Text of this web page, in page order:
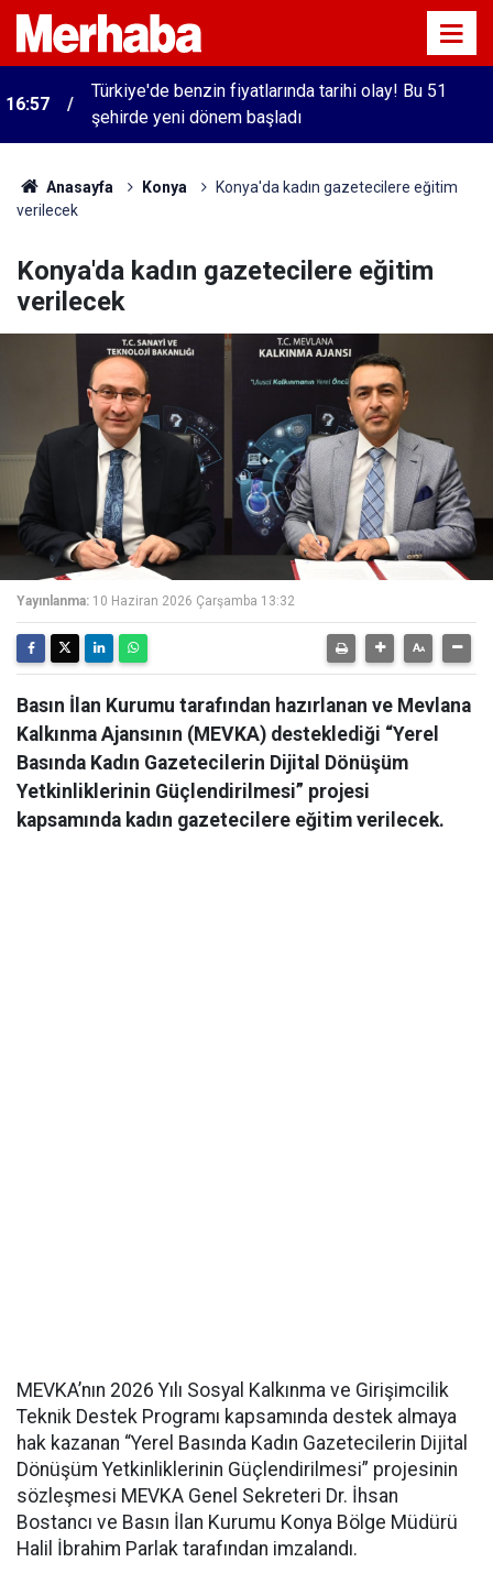
16:57
Türkiye'de benzin fiyatlarında tarihi olay! Bu 51
şehirde yeni dönem başladı
Anasayfa Konya
Konya'da kadın gazetecilere eğitim
verilecek
Konya'da kadın gazetecilere eğitim
verilecek
Yayınlanma: 10 Haziran 2026 Çarşamba 13:32
Basın İlan Kurumu tarafından hazırlanan ve Mevlana
Kalkınma Ajansının (MEVKA) desteklediği “Yerel
Basında Kadın Gazetecilerin Dijital Dönüşüm
Yetkinliklerinin Güçlendirilmesi” projesi
kapsamında kadın gazetecilere eğitim verilecek.
MEVKA’nın 2026 Yılı Sosyal Kalkınma ve Girişimcilik
Teknik Destek Programı kapsamında destek almaya
hak kazanan “Yerel Basında Kadın Gazetecilerin Dijital
Dönüşüm Yetkinliklerinin Güçlendirilmesi” projesinin
sözleşmesi MEVKA Genel Sekreteri Dr. İhsan
Bostancı ve Basın İlan Kurumu Konya Bölge Müdürü
Halil İbrahim Parlak tarafından imzalandı.